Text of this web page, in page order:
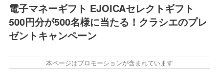
電子マネーギフト EJOICAセレクトギフト
500円分が500名様に当たる！クラシエのプレ
ゼントキャンペーン
本ページはプロモーションが含まれています